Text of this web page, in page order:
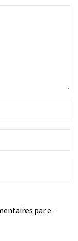
par e-